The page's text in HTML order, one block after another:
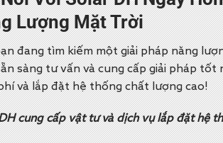
Lượng Mặt Trời
đang tìm kiếm một giải pháp năng
sàng tư vấn và cung cấp giải pháp
và lắp đặt hệ thống chất lượng cao!
cung cấp vật tư và dịch vụ lắp đặt hệ